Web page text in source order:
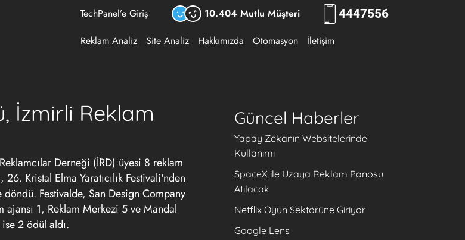
TechPanel’e Giriş 10.404 Mutlu Müşteri 4447556
Reklam Analiz Site Analiz Hakkımızda Otomasyon İletişim
İzmirli Reklam
Derneği (İRD) üyesi 8 reklam
26. Kristal Elma Yaratıcılık Festivali'nden
döndü. Festivalde, San Design Company
ajansı 1, Reklam Merkezi 5 ve Mandal
2 ödül aldı.
Güncel Haberler
Yapay Zekanın Websitelerinde
Kullanımı
SpaceX ile Uzaya Reklam Panosu
Atılacak
Netflix Oyun Sektörüne Giriyor
Google Lens